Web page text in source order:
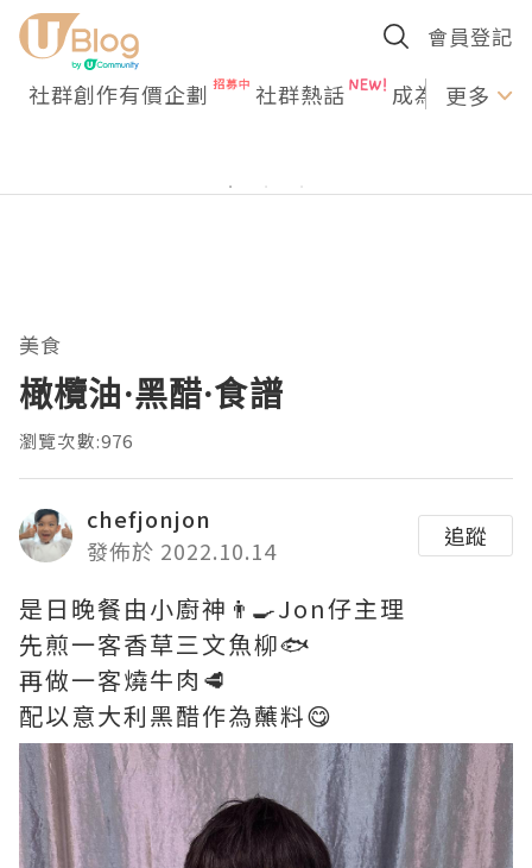
會員登記
社群創作有價企劃 社群熱話 成為U更多
美食
橄欖油·黑醋·食譜
瀏覽次數:976
chefjonjon
發佈於 2022.10.14
追蹤
是日晚餐由小廚神👨‍🍳Jon仔主理
先煎一客香草三文魚柳🐟
再做一客燒牛肉🥩
配以意大利黑醋作為蘸料😋